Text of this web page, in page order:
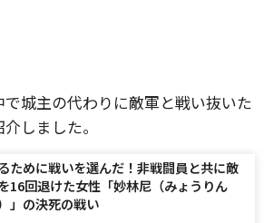
城主の代わりに敵軍と戦い抜いた
しました。
ために戦いを選んだ！非戦闘員と共に敵
16回退けた女性「妙林尼（みょうりん
」の決死の戦い